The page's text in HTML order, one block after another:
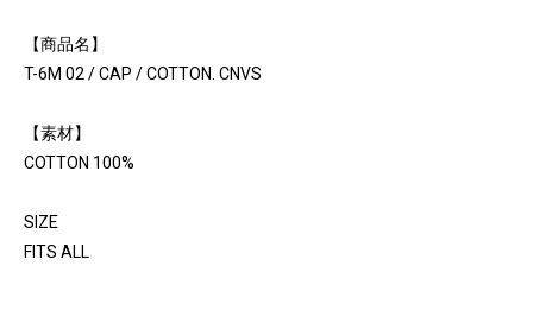
【商品名】
T-6M 02 / CAP / COTTON. CNVS
【素材】
COTTON 100%
SIZE
FITS ALL